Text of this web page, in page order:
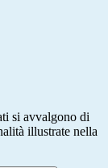
si avvalgono di
illustrate nella